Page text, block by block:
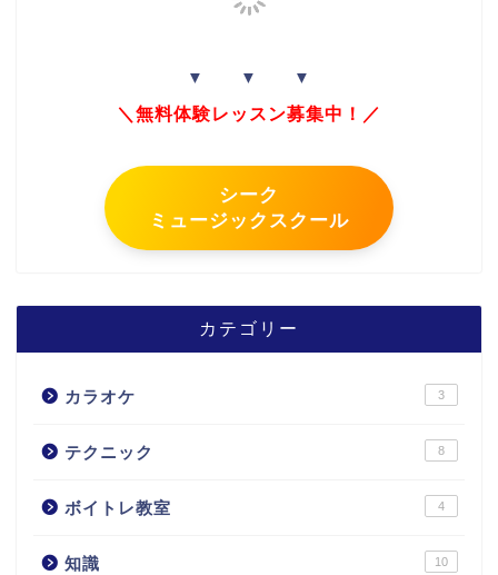
▼ ▼ ▼
＼無料体験レッスン募集中！／
シーク
ミュージックスクール
カテゴリー
カラオケ 3
テクニック 8
ボイトレ教室 4
知識 10